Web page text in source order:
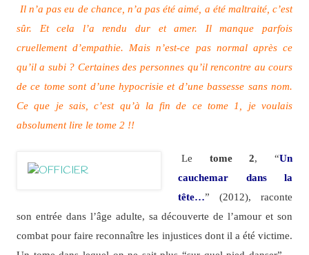
Il n’a pas eu de chance, n’a pas été aimé, a été maltraité, c’est
sûr. Et cela l’a rendu dur et amer. Il manque parfois
cruellement d’empathie. Mais n’est-ce pas normal après ce
qu’il a subi ? Certaines des personnes qu’il rencontre au cours
de ce tome sont d’une hypocrisie et d’une bassesse sans nom.
Ce que je sais, c’est qu’à la fin de ce tome 1, je voulais
absolument lire le tome 2 !!
Le tome 2, “Un
cauchemar dans la
tête…” (2012), raconte
son entrée dans l’âge adulte, sa découverte de l’amour et son
combat pour faire reconnaître les injustices dont il a été victime.